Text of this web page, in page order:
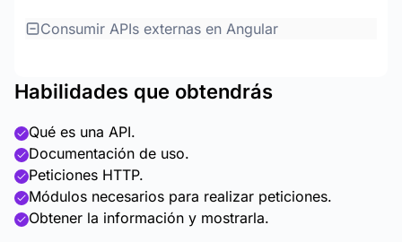
Consumir APIs externas en Angular
Habilidades que obtendrás
Qué es una API.
Documentación de uso.
Peticiones HTTP.
Módulos necesarios para realizar peticiones.
Obtener la información y mostrarla.